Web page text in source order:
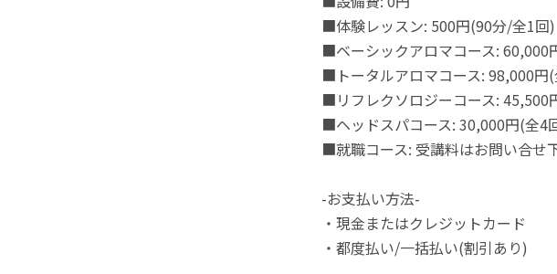
■体験レッスン: 500円(90分/全1回)
■ベーシックアロマコース: 60,000
■トータルアロマコース: 98,000円
■リフレクソロジーコース: 45,500
■ヘッドスパコース: 30,000円(全4
■就職コース: 受講料はお問い合せ
-お支払い方法-
・現金またはクレジットカード
・都度払い/一括払い(割引あり)